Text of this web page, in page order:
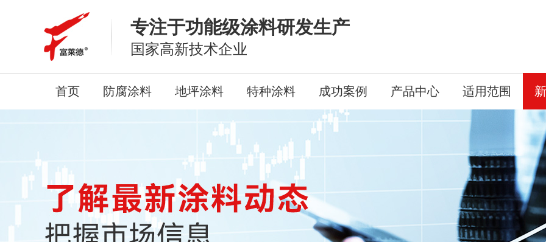
专注于功能级涂料研发生产
国家高新技术企业
首页 防腐涂料 地坪涂料 特种涂料 成功案例 产品中心 适用范围